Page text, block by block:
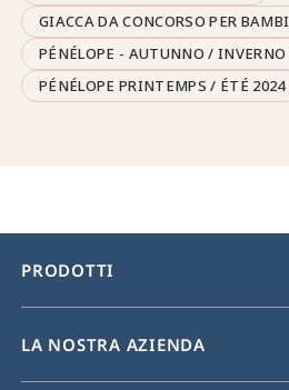
GIACCA DA CONCORSO PER
PÉNÉLOPE - AUTUNNO /
PÉNÉLOPE PRINTEMPS / ÉTÉ 2024
PRODOTTI
LA NOSTRA AZIENDA